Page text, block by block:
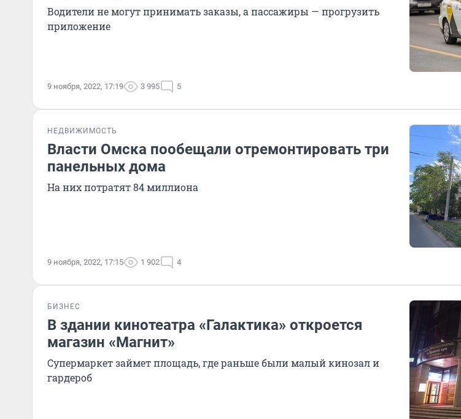
Водители не могут принимать заказы, а пассажиры — прогрузить
приложение
9 ноября, 2022, 17:19 3 995 5
НЕДВИЖИМОСТЬ
Власти Омска пообещали отремонтировать три
панельных дома
На них потратят 84 миллиона
9 ноября, 2022, 17:15 1 902 4
БИЗНЕС
В здании кинотеатра «Галактика» откроется
магазин «Магнит»
Супермаркет займет площадь, где раньше были малый кинозал и
гардероб